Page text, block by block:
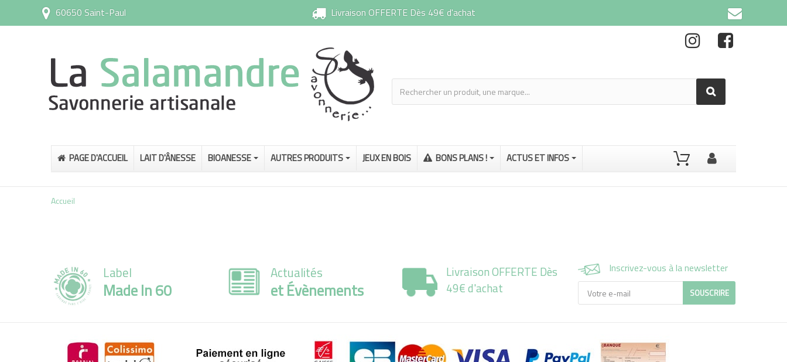
60650 Saint-Paul Livraison OFFERTE Dès 49€ d'achat
PAGE D'ACCUEIL LAIT D'ÂNESSE BIOANESSE AUTRES PRODUITS JEUX EN BOIS BONS PLANS ! ACTUS ET INFOS
Accueil
Label
Made In 60
Actualités
et Évènements
Livraison OFFERTE Dès
49€ d'achat
Inscrivez-vous à la newsletter
SOUSCRIRE